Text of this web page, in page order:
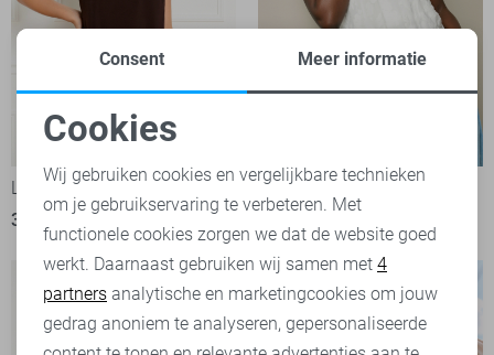
LolaLiza Top
34,00
39,99
LolaLiza Top
Noodzakelijke cookies
Personalisatie cookies
Analytische cookies
Marketing cookies
Consent Meer informatie
Cookies
Wij gebruiken cookies en vergelijkbare technieken
om je gebruikservaring te verbeteren. Met
functionele cookies zorgen we dat de website goed
werkt. Daarnaast gebruiken wij samen met 4
partners analytische en marketingcookies om jouw
gedrag anoniem te analyseren, gepersonaliseerde